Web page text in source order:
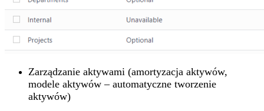
Zarządzanie aktywami (amortyzacja aktywów,
modele aktywów – automatyczne tworzenie
aktywów)